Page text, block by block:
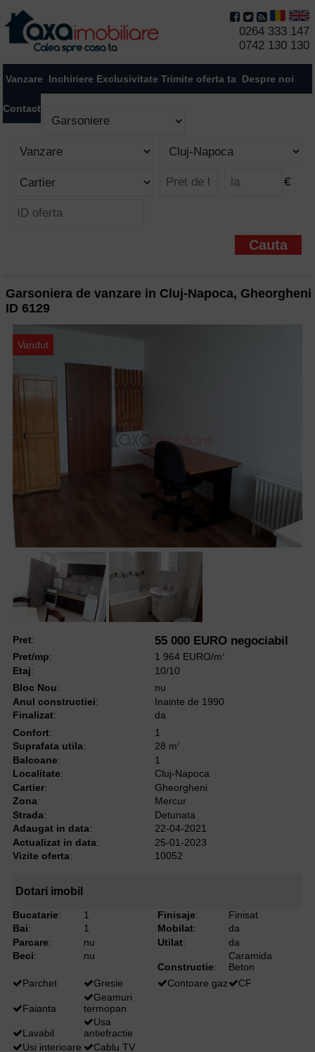
0264 333 147
0742 130 130
Vanzare Inchiriere Exclusivitate Trimite oferta ta Despre noi
Contact
€
Garsoniera de vanzare in Cluj-Napoca, Gheorgheni
ID 6129
Vandut
Pret: 55 000 EURO negociabil
Pret/mp: 1 964 EURO/m2
Etaj:
10/10
Bloc Nou:
nu
Anul constructiei:
Inainte de 1990
Finalizat:
da
Confort:
1
Suprafata utila: 28 m2
Balcoane:
1
Localitate:
Cluj-Napoca
Cartier:
Gheorgheni
Zona:
Mercur
Strada:
Detunata
Adaugat in data:
22-04-2021
Actualizat in data:
25-01-2023
Vizite oferta: 10052
Dotari imobil
Bucatarie:
1
Bai:
1
Parcare:
nu
Beci: nu
Finisaje:
Finisat
Mobilat:
da
Utilat: da
Constructie:
Caramida
Beton
Parchet
Gresie
Faianta
Geamuri
termopan
Lavabil
Usa
antiefractie
Usi interioare
Cablu TV
Contoare gaz CF